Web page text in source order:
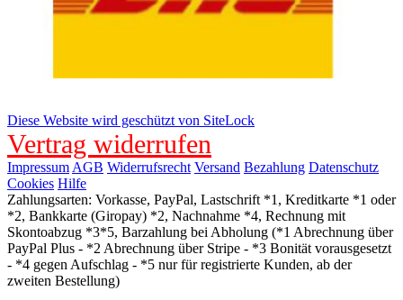
Diese Website wird geschützt von SiteLock
Vertrag widerrufen
Impressum AGB Widerrufsrecht Versand Bezahlung Datenschutz
Cookies Hilfe
Zahlungsarten: Vorkasse, PayPal, Lastschrift *1, Kreditkarte *1 oder
*2, Bankkarte (Giropay) *2, Nachnahme *4, Rechnung mit
Skontoabzug *3*5, Barzahlung bei Abholung (*1 Abrechnung über
PayPal Plus - *2 Abrechnung über Stripe - *3 Bonität vorausgesetzt
- *4 gegen Aufschlag - *5 nur für registrierte Kunden, ab der
zweiten Bestellung)